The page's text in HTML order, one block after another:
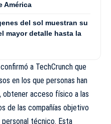
América
del sol muestran su
mayor detalle hasta la
confirmó a TechCrunch que
en los que personas han
obtener acceso físico a las
de las compañías objetivo
personal técnico. Esta